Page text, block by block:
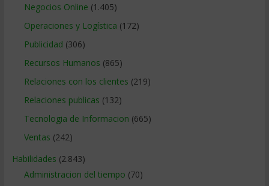
Negocios Online (1.405)
Operaciones y Logística (172)
Publicidad (306)
Recursos Humanos (865)
Relaciones con los clientes (219)
Relaciones publicas (132)
Tecnologia de Informacion (665)
Ventas (242)
Habilidades (2.843)
Administracion del tiempo (70)